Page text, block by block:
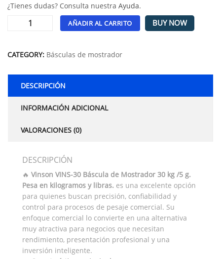
¿Tienes dudas? Consulta nuestra Ayuda.
AÑADIR AL CARRITO BUY NOW
CATEGORY: Básculas de mostrador
DESCRIPCIÓN
INFORMACIÓN ADICIONAL
VALORACIONES (0)
DESCRIPCIÓN
🔥 Vinson VINS-30 Báscula de Mostrador 30 kg /5 g.
Pesa en kilogramos y libras. es una excelente opción
para quienes buscan precisión, confiabilidad y
control para procesos de pesaje comercial. Su
enfoque comercial lo convierte en una alternativa
muy atractiva para negocios que necesitan
rendimiento, presentación profesional y una
inversión inteligente.